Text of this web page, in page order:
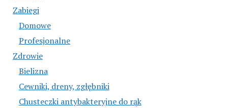
Zabiegi
Domowe
Profesjonalne
Zdrowie
Bielizna
Cewniki, dreny, zgłębniki
Chusteczki antybakteryjne do rąk